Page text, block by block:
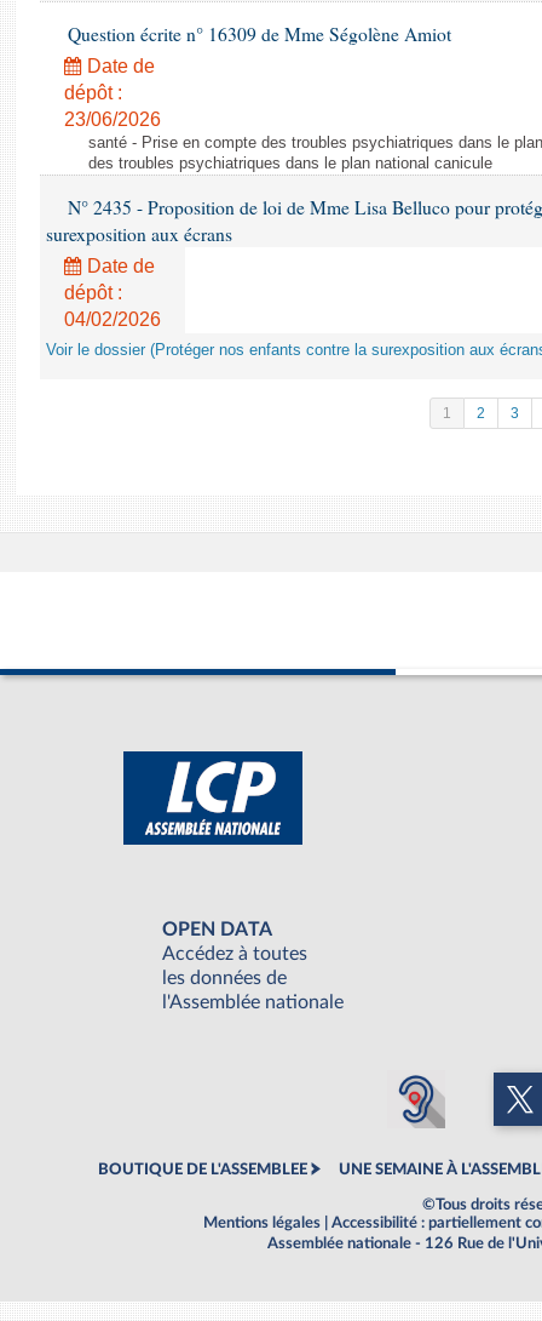
Question écrite n° 16309 de Mme Ségolène Amiot
Date de
dépôt :
23/06/2026
santé - Prise en compte des troubles psychiatriques dans le
des troubles psychiatriques dans le plan national canicule
N° 2435 - Proposition de loi de Mme Lisa Belluco pour
surexposition aux écrans
Date de
dépôt :
04/02/2026
Voir le dossier (Protéger nos enfants contre la surexposition aux
1 2 3
OPEN DATA
Accédez à toutes
les données de
l'Assemblée nationale
BOUTIQUE DE L'ASSEMBLEE UNE SEMAINE À
©Tous droits
Mentions légales
Accessibilité : partiellement
Assemblée nationale - 126 Rue de